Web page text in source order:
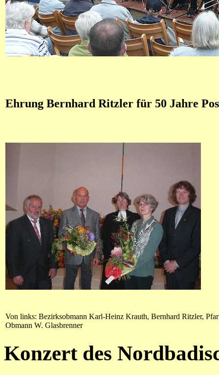
Ehrung Bernhard Ritzler für 50 Jahre
Von links: Bezirksobmann Karl-Heinz Krauth, Bernhard Ritzler,
Obmann W. Glasbrenner
Konzert des